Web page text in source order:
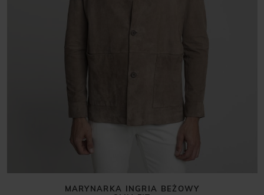
MARYNARKA INGRIA BEŻOWY